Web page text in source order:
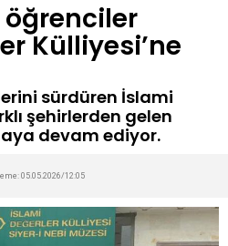
Külliyesi’ne
sürdüren İslami
şehirlerden gelen
devam ediyor.
05.05.2026/12:05